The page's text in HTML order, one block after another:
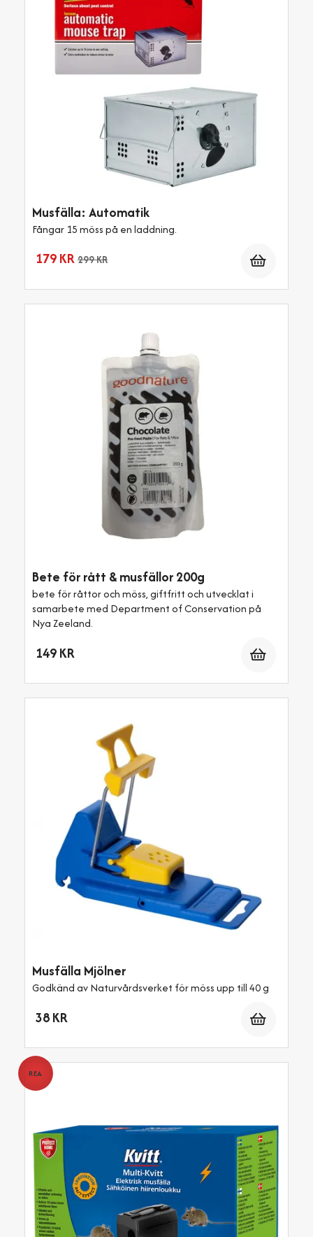
Musfälla: Automatik
Fångar 15 möss på en laddning.
179 KR 299 KR
Bete för rått & musfällor 200g
bete för råttor och möss, giftfritt och utvecklat i
samarbete med Department of Conservation på
Nya Zeeland.
149 KR
Musfälla Mjölner
Godkänd av Naturvårdsverket för möss upp till 40 g
38 KR
REA